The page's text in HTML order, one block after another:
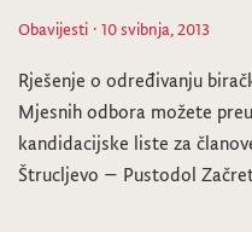
Obavijesti · 10 svibnja, 2013
Rješenje o određivanju
Mjesnih odbora možete
kandidacijske liste za
Štrucljevo – Pustodol